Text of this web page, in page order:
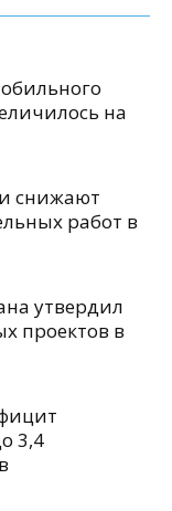
на
снижают
работ в
утвердил
проектов в
3,4